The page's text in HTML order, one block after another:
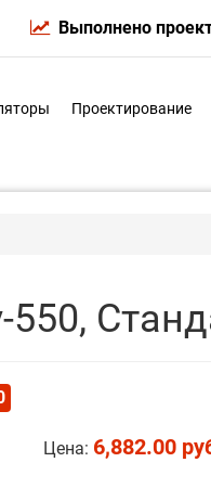
Выполнено
Проектирование
Цена: 6,882.00